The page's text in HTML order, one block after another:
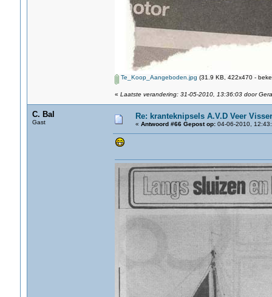
Te_Koop_Aangeboden.jpg (31.9 KB, 422x470 -
« Laatste verandering: 31-05-2010, 13:36:03 door
C. Bal
Gast
Re: kranteknipsels A.V.D Veer
« Antwoord #66 Gepost op:04-06-2010,